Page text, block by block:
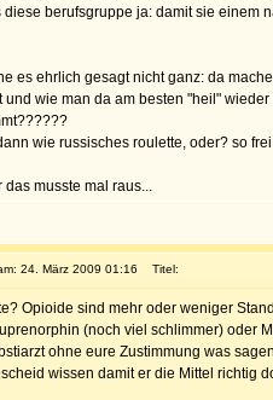
diese berufsgruppe ja: damit sie einem
es ehrlich gesagt nicht ganz: da
und wie man da am besten "heil"
wie russisches roulette, oder? so
das musste mal raus...
24. März 2009 01:16 Titel:
Opioide sind mehr oder weniger
(noch viel schlimmer) oder
ohne eure Zustimmung was
wissen damit er die Mittel richtig